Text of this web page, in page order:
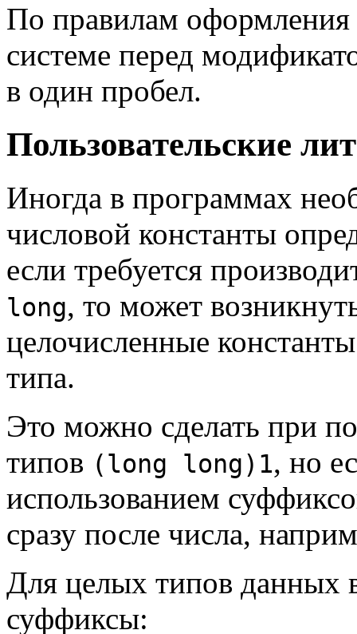
По правилам
системе перед
в один пробел.
Пользовательские
Иногда в программах
числовой константы
если требуется
long, то может
целочисленные
типа.
Это можно сделать при
типов (long long)1, но
использованием
сразу после числа,
Для целых типов
суффиксы: